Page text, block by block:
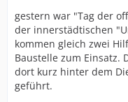
gestern war "Tag der
der innerstädtischen
kommen gleich zwei
Baustelle zum Einsatz.
dort kurz hinter dem
geführt.